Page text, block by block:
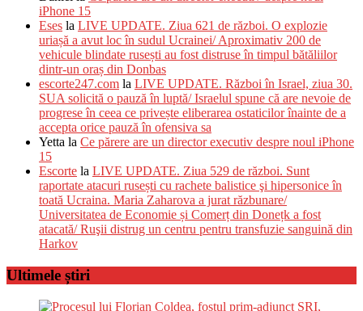
iPhone 15
Eses la LIVE UPDATE. Ziua 621 de război. O explozie
uriașă a avut loc în sudul Ucrainei/ Aproximativ 200 de
vehicule blindate rusești au fost distruse în timpul bătăliilor
dintr-un oraș din Donbas
escorte247.com la LIVE UPDATE. Război în Israel, ziua 30.
SUA solicită o pauză în luptă/ Israelul spune că are nevoie de
progrese în ceea ce privește eliberarea ostaticilor înainte de a
accepta orice pauză în ofensiva sa
Yetta la Ce părere are un director executiv despre noul iPhone
15
Escorte la LIVE UPDATE. Ziua 529 de război. Sunt
raportate atacuri rusești cu rachete balistice şi hipersonice în
toată Ucraina. Maria Zaharova a jurat răzbunare/
Universitatea de Economie și Comerț din Donețk a fost
atacată/ Ruşii distrug un centru pentru transfuzie sanguină din
Harkov
Ultimele știri